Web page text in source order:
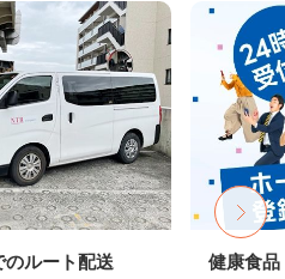
のルート配送
健康食品